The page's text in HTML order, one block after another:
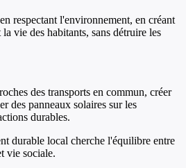
respectant l'environnement, en créant
vie des habitants, sans détruire les
des transports en commun, créer
des panneaux solaires sur les
durables.
durable local cherche l'équilibre entre
vie sociale.